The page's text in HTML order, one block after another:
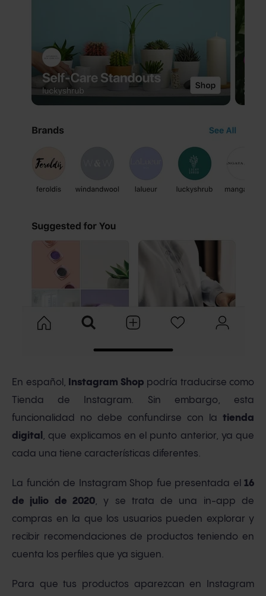
En español, Instagram Shop podría traducirse como
Tienda de Instagram. Sin embargo, esta
funcionalidad no debe confundirse con la tienda
digital , que explicamos en el punto anterior, ya que
cada una tiene características diferentes.
La función de Instagram Shop fue presentada el 16
de julio de 2020, y se trata de una in-app de
compras en la que los usuarios pueden explorar y
recibir recomendaciones de productos teniendo en
cuenta los perfiles que ya siguen.
Para que tus productos aparezcan en Instagram